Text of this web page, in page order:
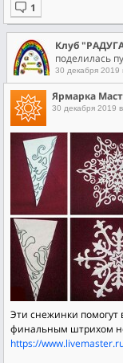
Клуб
поделилась
30 декабря 2019
30 декабря 2019
Эти снежинки помогут
финальным штрихом
https://